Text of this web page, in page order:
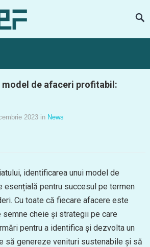
de afaceri profitabil:
2023 in News
identificarea unui model de
esențială pentru succesul pe termen
Cu toate că fiecare afacere este
semne cheie și strategii pe care
pentru a identifica și dezvolta un
să genereze venituri sustenabile și să